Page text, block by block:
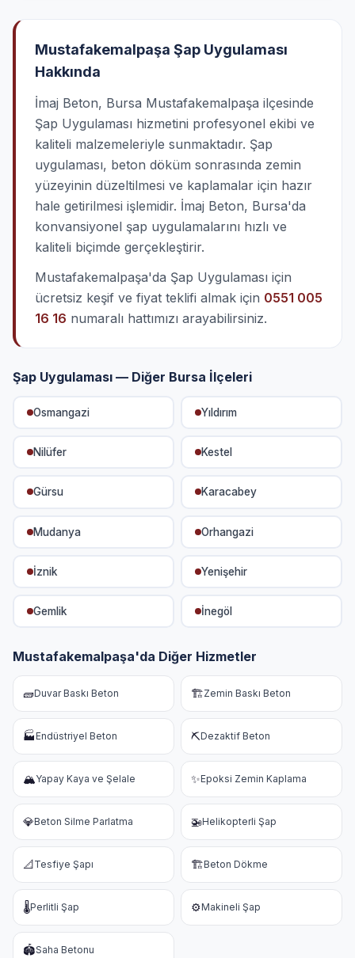
Mustafakemalpaşa Şap Uygulaması
Hakkında
İmaj Beton, Bursa Mustafakemalpaşa ilçesinde
Şap Uygulaması hizmetini profesyonel ekibi ve
kaliteli malzemeleriyle sunmaktadır. Şap
uygulaması, beton döküm sonrasında zemin
yüzeyinin düzeltilmesi ve kaplamalar için hazır
hale getirilmesi işlemidir. İmaj Beton, Bursa'da
konvansiyonel şap uygulamalarını hızlı ve
kaliteli biçimde gerçekleştirir.
Mustafakemalpaşa'da Şap Uygulaması için
ücretsiz keşif ve fiyat teklifi almak için 0551 005
16 16 numaralı hattımızı arayabilirsiniz.
Şap Uygulaması — Diğer Bursa İlçeleri
Osmangazi Yıldırım
Nilüfer Kestel
Gürsu Karacabey
Mudanya Orhangazi
İznik Yenişehir
Gemlik İnegöl
Mustafakemalpaşa'da Diğer Hizmetler
🧱Duvar Baskı Beton 🏗️Zemin Baskı Beton
🏭Endüstriyel Beton ⛏️Dezaktif Beton
🏔️Yapay Kaya ve Şelale ✨Epoksi Zemin Kaplama
💎Beton Silme Parlatma 🚁Helikopterli Şap
📐Tesfiye Şapı 🏗️Beton Dökme
🌡️Perlitli Şap ⚙️Makineli Şap
🏟️Saha Betonu